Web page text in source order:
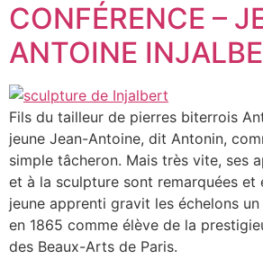
CONFÉRENCE –
ANTOINE
Fils du tailleur de pierres biterrois
jeune Jean-Antoine, dit Antonin,
simple tâcheron. Mais très vite, ses
et à la sculpture sont remarquées et
jeune apprenti gravit les échelons
en 1865 comme élève de la
des Beaux-Arts de Paris.